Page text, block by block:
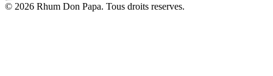
© 2026 Rhum Don Papa. Tous droits reserves.